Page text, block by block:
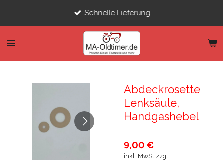
Schnelle Lieferung
Abdeckrosette
Lenksäule,
Handgashebel
9,00 €
inkl. MwSt zzgl.